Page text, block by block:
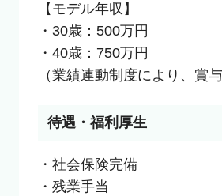
【モデル年収】
・30歳：500万円
・40歳：750万円
（業績連動制度により、賞
待遇・福利厚生
・社会保険完備
・残業手当